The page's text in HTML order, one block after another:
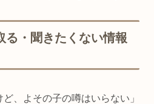
る・聞きたくない情報
ど、よその子の噂はいらない」